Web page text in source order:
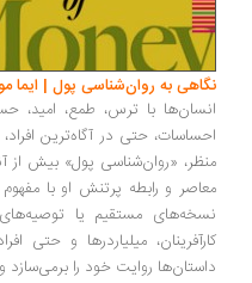
به روان‌شناسی پول | ایما
با ترس، طمع، امید، حسرت
حتی در آگاه‌ترین افراد،
«روان‌شناسی پول» بیش از آنکه
و رابطه پرتنش او با مفهوم ثروت
مستقیم یا توصیه‌های
میلیاردرها و حتی افراد
روایت خود را برمی‌سازد و بحث